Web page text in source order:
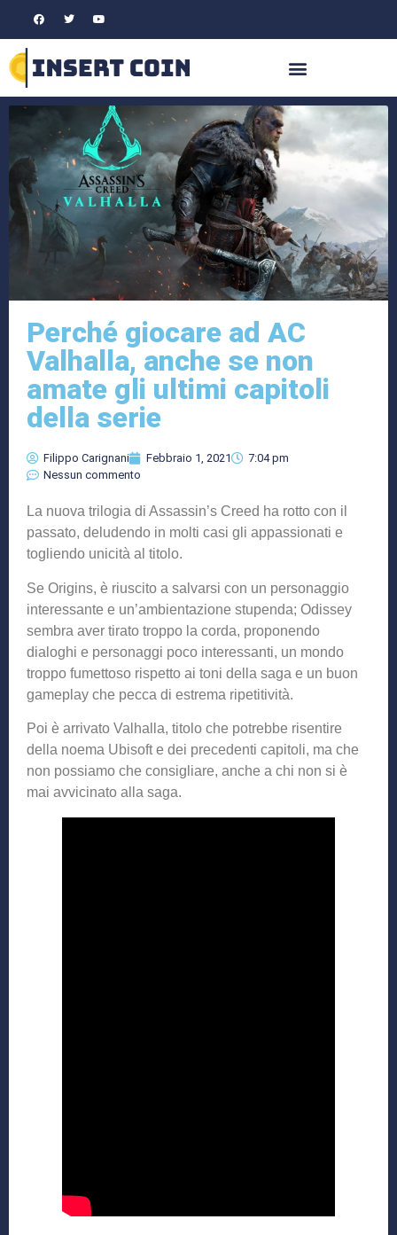
Perché giocare ad AC
Valhalla, anche se non
amate gli ultimi capitoli
della serie
Filippo Carignani Febbraio 1, 2021
7:04 pm
Nessun commento
La nuova trilogia di Assassin’s Creed ha rotto con il
passato, deludendo in molti casi gli appassionati e
togliendo unicità al titolo.
Se Origins, è riuscito a salvarsi con un personaggio
interessante e un’ambientazione stupenda; Odissey
sembra aver tirato troppo la corda, proponendo
dialoghi e personaggi poco interessanti, un mondo
troppo fumettoso rispetto ai toni della saga e un buon
gameplay che pecca di estrema ripetitività.
Poi è arrivato Valhalla, titolo che potrebbe risentire
della noema Ubisoft e dei precedenti capitoli, ma che
non possiamo che consigliare, anche a chi non si è
mai avvicinato alla saga.